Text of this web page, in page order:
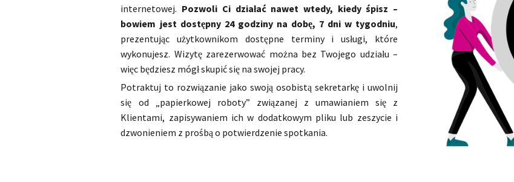
internetowej. Pozwoli Ci działać nawet wtedy, kiedy śpisz –
bowiem jest dostępny 24 godziny na dobę, 7 dni w tygodniu,
prezentując użytkownikom dostępne terminy i usługi, które
wykonujesz. Wizytę zarezerwować można bez Twojego udziału –
więc będziesz mógł skupić się na swojej pracy.
Potraktuj to rozwiązanie jako swoją osobistą sekretarkę i uwolnij
się od „papierkowej roboty” związanej z umawianiem się z
Klientami, zapisywaniem ich w dodatkowym pliku lub zeszycie i
dzwonieniem z prośbą o potwierdzenie spotkania.